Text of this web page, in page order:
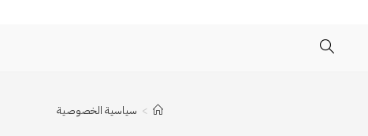
TOGGLE
> سياسية الخصوصية